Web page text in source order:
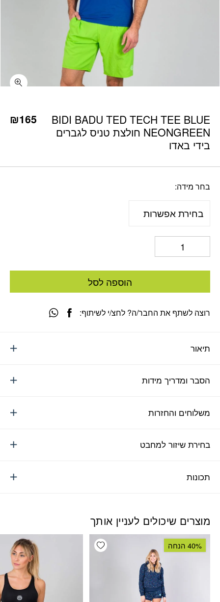
BIDI BADU TED TECH TEE BLUE
NEONGREEN חולצת טניס לגברים
בידי באדו
₪165
בחר מידה
הוספה לסל
תיאור
הסבר ומדריך מידות
משלוחים והחזרות
בחירת שיזור למחבט
תכונות
רוצה לשתף את החבר/ה? לחצ/י לשיתוף:
מוצרים שיכולים לעניין אותך
Add wishlist 40% הנחה